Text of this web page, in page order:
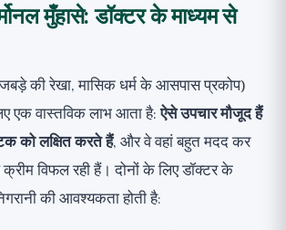
मुँहासे: डॉक्टर के माध्यम से
(जबड़े की रेखा, मासिक धर्म के आसपास प्रकोप)
एक वास्तविक लाभ आता है:ऐसे उपचार मौजूद हैं
को लक्षित करते हैं, और वे वहां बहुत मदद कर
विफल रही हैं। दोनों के लिए डॉक्टर के
की आवश्यकता होती है: